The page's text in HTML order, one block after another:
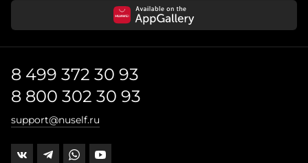
8 499 372 30 93
8 800 302 30 93
support@nuself.ru